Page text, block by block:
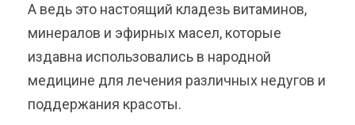
А ведь это настоящий кладезь витаминов,
минералов и эфирных масел, которые
издавна использовались в народной
медицине для лечения различных недугов и
поддержания красоты.